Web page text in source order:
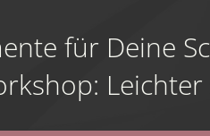
für Deine